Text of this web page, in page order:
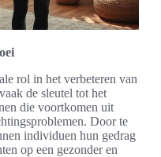
rol in het verbeteren van
de sleutel tot het
die voortkomen uit
Door te
individuen hun gedrag
op een gezonder en